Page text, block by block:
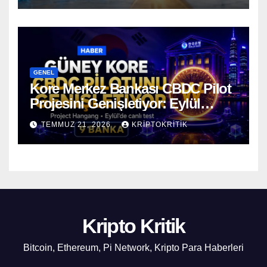
GENEL
Kore Merkez Bankası CBDC Pilot
Projesini Genişletiyor: Eylül
Ayında Gerçek Transferler
Başlıyor
TEMMUZ 21, 2026 KRIPTOKRITIK
Kripto Kritik
Bitcoin, Ethereum, Pi Network, Kripto Para Haberleri